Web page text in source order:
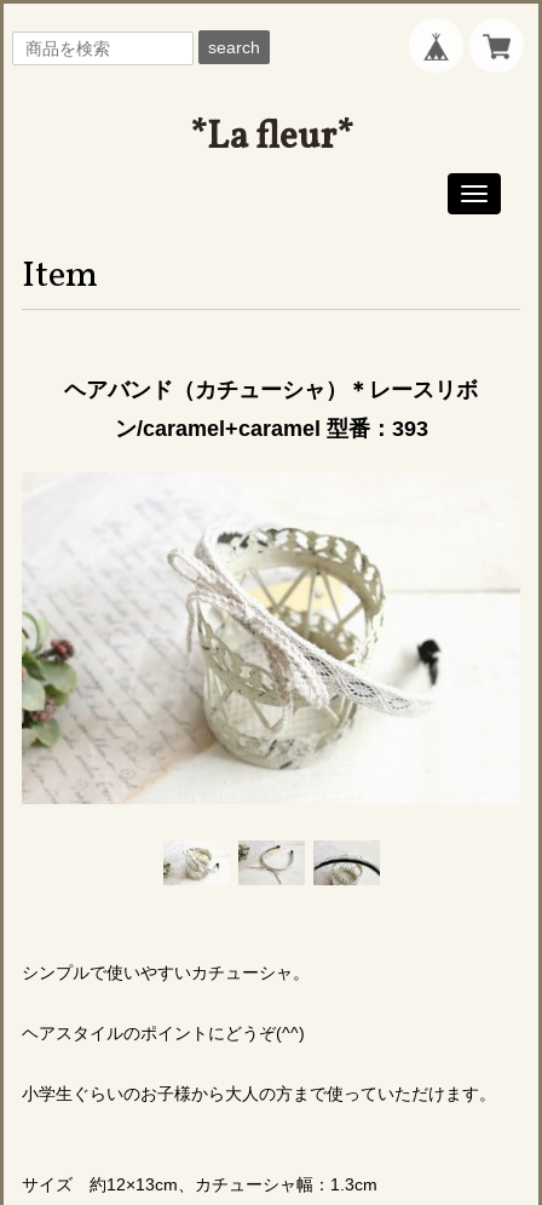
search
*La fleur*
Toggle
Item
ヘアバンド（カチューシャ）＊レースリボ
ン/caramel+caramel 型番：393
シンプルで使いやすいカチューシャ。
ヘアスタイルのポイントにどうぞ(^^)
小学生ぐらいのお子様から大人の方まで使っていただけます。
サイズ 約12×13cm、カチューシャ幅：1.3cm